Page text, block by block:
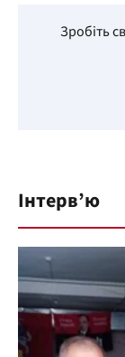
Зробіть
Інтерв’ю